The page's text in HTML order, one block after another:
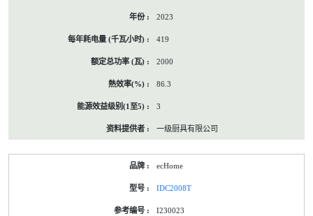
2023
419
2000
86.3
3
一级厨具有限公司
ecHome
IDC2008T
I230023